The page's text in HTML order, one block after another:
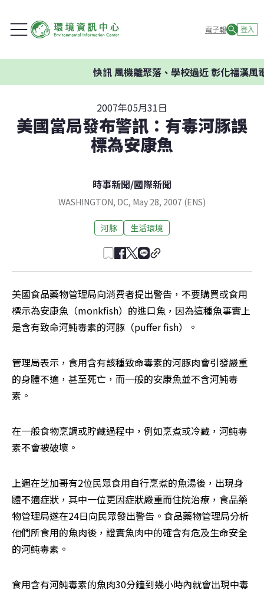
電子報 登入
快訊風機離聚落、學校過近 彰化福漢風
2007年05月31日
美國當局發布警訊：有毒河豚誤
標為安康魚
時事新聞/國際新聞
WASHINGTON, DC, May 28, 2007 (ENS)
河豚 生活環境
美國食品藥物管理局向消費者提出警告，不要購買或食用
標示為安康魚（monkfish）的進口魚，因為這種魚事實上
是含有致命河魨毒素的河豚（puffer fish）。
管理局表示，食用含有該種致命毒素的河豚肉會引發嚴重
的身體不適，甚至死亡，而一般的安康魚並不含河魨毒
素。
在一般食物烹調或貯藏過程中，例如烹煮或冷藏，河魨毒
素不會被破壞。
上週在芝加哥有2位民眾食用自行烹煮的魚湯後，出現身
體不適症狀，其中一位更因症狀嚴重而住院治療，食品藥
物管理局遂在24日向民眾發出警告。食品藥物管理局分析
他們所食用的魚肉後，證實魚肉中的確含有危及生命安全
的河魨毒素。
食用含有河魨毒素的魚肉30分鐘到幾小時內就會出現中毒